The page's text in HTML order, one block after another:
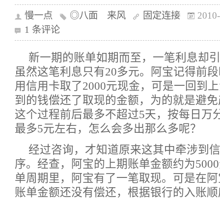
慢一点 ◎八面 来风 固定连接
1 条评论
新一期的账单如期而至，一笔利息却
虽然这笔利息只有20多元。阿宝记得前
用信用卡取了2000元现金，可是一回到
到的钱偿还了取现的金额，为的就是避
这个过程前后最多不超过5天，按每日万
最多5元左右，怎么会多出那么多呢？
经过咨询，才知道原来这其中牵涉到
序。经查，阿宝的上期账单金额约为
单周期里，阿宝有了一笔取现。可是在
账单金额还没有偿还，根据银行的入账